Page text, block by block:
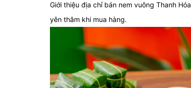
Giới thiệu địa chỉ bán nem vuông Thanh
yên thâm khi mua hàng.